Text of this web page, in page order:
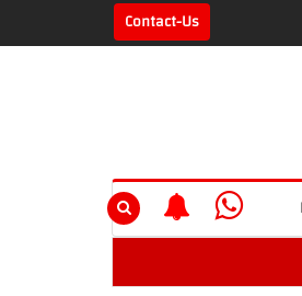
Contact-Us